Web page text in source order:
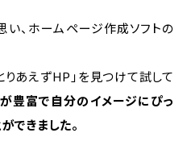
、ホームページ作成ソフトの
りあえずHP」を見つけて試して
豊富で自分のイメージにぴっ
できました。